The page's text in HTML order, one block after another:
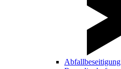
Abfallbeseitigung